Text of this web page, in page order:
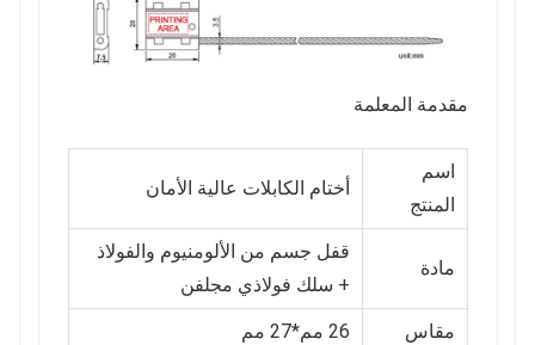
مقدمة المعلمة
اسم
المنتج
أختام الكابلات عالية الأمان
مادة
قفل جسم من الألومنيوم والفولاذ
+ سلك فولاذي مجلفن
مقاس 26 مم*27 مم